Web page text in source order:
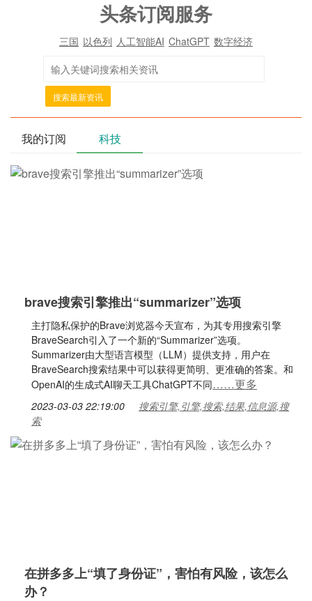
头条订阅服务
三国 以色列 人工智能AI ChatGPT 数字经济
搜索最新资讯
我的订阅 科技
brave搜索引擎推出“summarizer”选项
主打隐私保护的Brave浏览器今天宣布，为其专用搜索引擎
BraveSearch引入了一个新的“Summarizer”选项。
Summarizer由大型语言模型（LLM）提供支持，用户在
BraveSearch搜索结果中可以获得更简明、更准确的答案。和
OpenAI的生成式AI聊天工具ChatGPT不同……更多
2023-03-03 22:19:00
搜索引擎,引擎,搜索,结果,信息源,搜
索
在拼多多上“填了身份证”，害怕有风险，该怎么
办？